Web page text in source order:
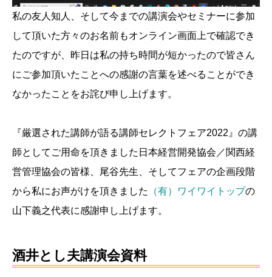
私の友人知人、そして今までの講演会やセミナーに参加
して頂いた方々のお名前もオンライン画面上で確認でき
たのですが、昨日は私の持ち時間が短かったので皆さん
にご参加頂いたことへの感謝の言葉を述べることができ
なかったことをお詫び申し上げます。
『厳選された講師が語る講師セレクトフェア2022』の講
師としてご用命を頂きました日本経営開発協会／関西経
営管理協会の皆様、尾谷先生、そしてフェアの企画段階
から私にお声がけを頂きました
（有）ワイワイトップの
山下義之代表に感謝申し上げます。
酒井とし夫講演会資料